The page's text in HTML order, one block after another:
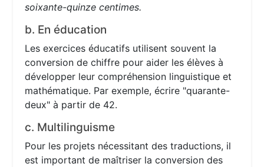
soixante-quinze centimes.
b. En éducation
Les exercices éducatifs utilisent souvent la
conversion de chiffre pour aider les élèves à
développer leur compréhension linguistique et
mathématique. Par exemple, écrire "quarante-
deux" à partir de 42.
c. Multilinguisme
Pour les projets nécessitant des traductions, il
est important de maîtriser la conversion des